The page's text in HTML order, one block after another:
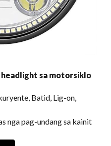
headlight sa motorsiklo
Batid, Lig-on,
nga pag-undang sa kainit